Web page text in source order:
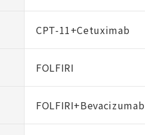
CPT-11+Cetuximab
FOLFIRI
FOLFIRI+Bevacizumab